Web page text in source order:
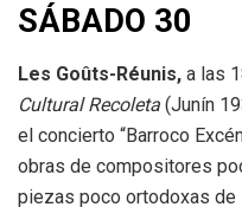
SÁBADO 30
Les Goûts-Réunis, a las
Cultural Recoleta (Junín
el concierto “Barroco
obras de compositores
piezas poco ortodoxas de